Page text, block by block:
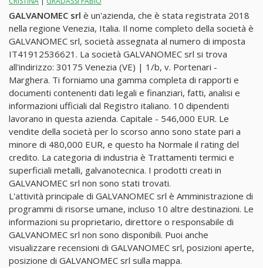
GALVANOMEC srl è un'azienda, che è stata registrata 2018
nella regione Venezia, Italia. Il nome completo della società è
GALVANOMEC srl, società assegnata al numero di imposta
IT41912536621. La società GALVANOMEC srl si trova
all'indirizzo: 30175 Venezia (VE) | 1/b, v. Portenari -
Marghera. Ti forniamo una gamma completa di rapporti e
documenti contenenti dati legali e finanziari, fatti, analisi e
informazioni ufficiali dal Registro italiano. 10 dipendenti
lavorano in questa azienda. Capitale - 546,000 EUR. Le
vendite della società per lo scorso anno sono state pari a
minore di 480,000 EUR, e questo ha Normale il rating del
credito. La categoria di industria è Trattamenti termici e
superficiali metalli, galvanotecnica. I prodotti creati in
GALVANOMEC srl non sono stati trovati.
L'attività principale di GALVANOMEC srl è Amministrazione di
programmi di risorse umane, incluso 10 altre destinazioni. Le
informazioni su proprietario, direttore o responsabile di
GALVANOMEC srl non sono disponibili. Puoi anche
visualizzare recensioni di GALVANOMEC srl, posizioni aperte,
posizione di GALVANOMEC srl sulla mappa.